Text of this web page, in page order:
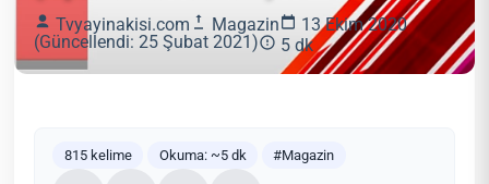
Tvyayinakisi.com Magazin
13 Ekim 2020
(Güncellendi: 25 Şubat 2021)
5 dk
815 kelime Okuma: ~5 dk #Magazin